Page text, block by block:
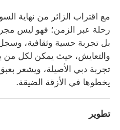
مع اقتراب الزائر من نهاية
رحلة عبر الزمن؛ فهو ليس
بل تجربة حسية وثقافية، وسجل
والتعايش، حيث يمكن لكل من
تجربة دبي الأصيلة، ويشعر
يخطوها في الأزقة الضيقة.
تطوير